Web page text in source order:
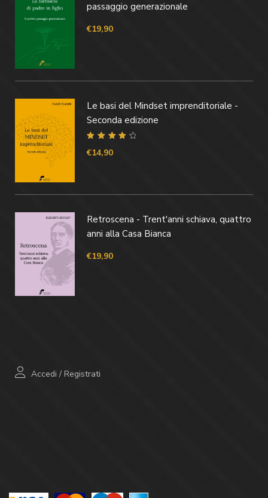
passaggio generazionale
€19,90
Le basi del Mindset imprenditoriale -
Seconda edizione
su 5
€14,90
Retroscena - Trent'anni schiava, quattro
anni alla Casa Bianca
€19,90
Accedi / Registrati